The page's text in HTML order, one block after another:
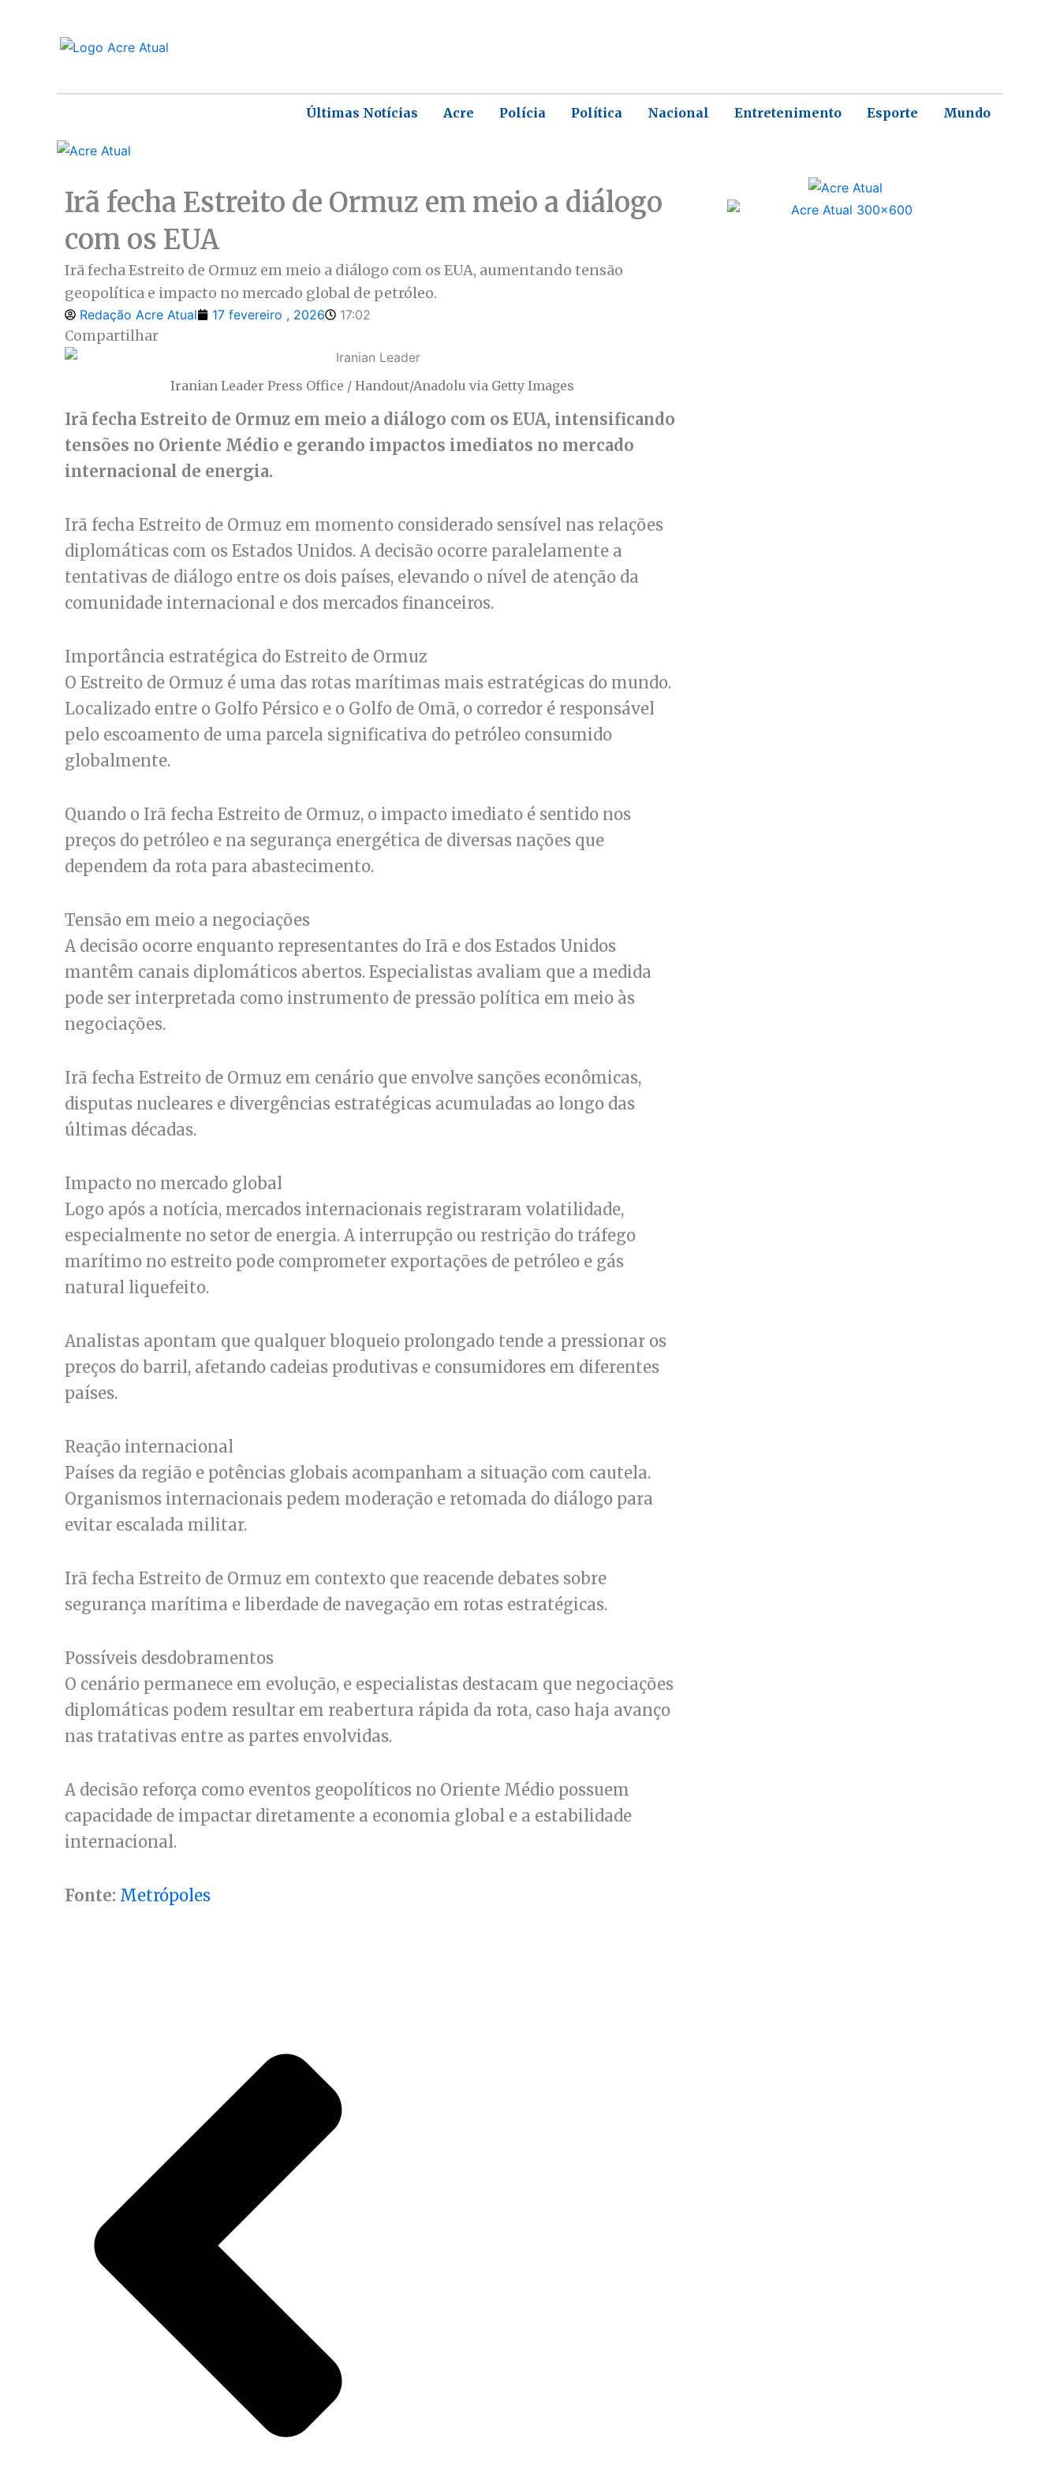
Últimas Notícias Acre Polícia Política Nacional Entretenimento Esporte Mundo
Irã fecha Estreito de Ormuz em meio a diálogo
com os EUA
Irã fecha Estreito de Ormuz em meio a diálogo com os EUA, aumentando tensão
geopolítica e impacto no mercado global de petróleo.
Redação Acre Atual 17 fevereiro , 2026 17:02
Compartilhar
Iranian Leader Press Office / Handout/Anadolu via Getty Images
Irã fecha Estreito de Ormuz em meio a diálogo com os EUA, intensificando
tensões no Oriente Médio e gerando impactos imediatos no mercado
internacional de energia.
Irã fecha Estreito de Ormuz em momento considerado sensível nas relações
diplomáticas com os Estados Unidos. A decisão ocorre paralelamente a
tentativas de diálogo entre os dois países, elevando o nível de atenção da
comunidade internacional e dos mercados financeiros.
Importância estratégica do Estreito de Ormuz
O Estreito de Ormuz é uma das rotas marítimas mais estratégicas do mundo.
Localizado entre o Golfo Pérsico e o Golfo de Omã, o corredor é responsável
pelo escoamento de uma parcela significativa do petróleo consumido
globalmente.
Quando o Irã fecha Estreito de Ormuz, o impacto imediato é sentido nos
preços do petróleo e na segurança energética de diversas nações que
dependem da rota para abastecimento.
Tensão em meio a negociações
A decisão ocorre enquanto representantes do Irã e dos Estados Unidos
mantêm canais diplomáticos abertos. Especialistas avaliam que a medida
pode ser interpretada como instrumento de pressão política em meio às
negociações.
Irã fecha Estreito de Ormuz em cenário que envolve sanções econômicas,
disputas nucleares e divergências estratégicas acumuladas ao longo das
últimas décadas.
Impacto no mercado global
Logo após a notícia, mercados internacionais registraram volatilidade,
especialmente no setor de energia. A interrupção ou restrição do tráfego
marítimo no estreito pode comprometer exportações de petróleo e gás
natural liquefeito.
Analistas apontam que qualquer bloqueio prolongado tende a pressionar os
preços do barril, afetando cadeias produtivas e consumidores em diferentes
países.
Reação internacional
Países da região e potências globais acompanham a situação com cautela.
Organismos internacionais pedem moderação e retomada do diálogo para
evitar escalada militar.
Irã fecha Estreito de Ormuz em contexto que reacende debates sobre
segurança marítima e liberdade de navegação em rotas estratégicas.
Possíveis desdobramentos
O cenário permanece em evolução, e especialistas destacam que negociações
diplomáticas podem resultar em reabertura rápida da rota, caso haja avanço
nas tratativas entre as partes envolvidas.
A decisão reforça como eventos geopolíticos no Oriente Médio possuem
capacidade de impactar diretamente a economia global e a estabilidade
internacional.
Fonte: Metrópoles